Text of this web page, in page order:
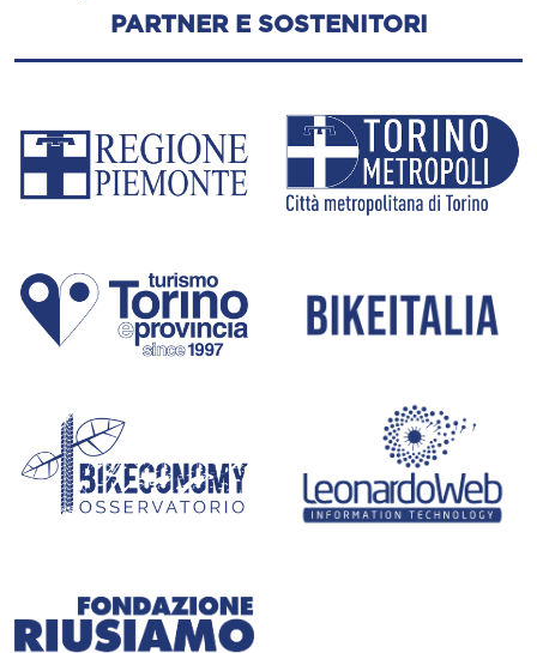
PARTNER E SOSTENITORI